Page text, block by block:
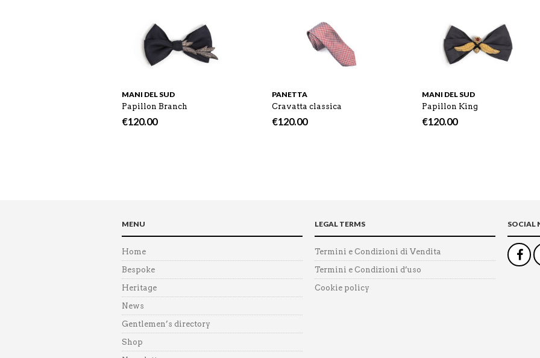
MANI DEL SUD
Papillon Branch
€120.00
PANETTA
Cravatta classica
€120.00
MANI DEL SUD
Papillon King
€120.00
MENU
Home
Bespoke
Heritage
News
Gentlemen’s directory
Shop
LEGAL TERMS
Termini e Condizioni di Vendita
Termini e Condizioni d’uso
Cookie policy
SOCIAL